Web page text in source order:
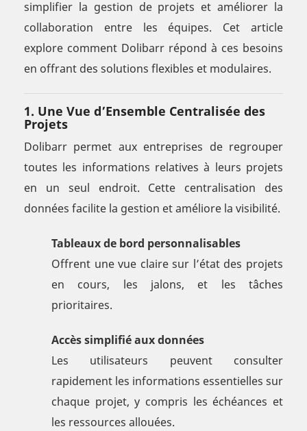
simplifier la gestion de projets et améliorer la
collaboration entre les équipes. Cet article
explore comment Dolibarr répond à ces besoins
en offrant des solutions flexibles et modulaires.
1. Une Vue d’Ensemble Centralisée des
Projets
Dolibarr permet aux entreprises de regrouper
toutes les informations relatives à leurs projets
en un seul endroit. Cette centralisation des
données facilite la gestion et améliore la visibilité.
Tableaux de bord personnalisables
Offrent une vue claire sur l’état des projets
en cours, les jalons, et les tâches
prioritaires.
Accès simplifié aux données
Les utilisateurs peuvent consulter
rapidement les informations essentielles sur
chaque projet, y compris les échéances et
les ressources allouées.